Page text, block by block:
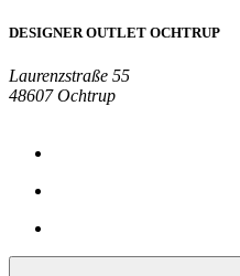
DESIGNER OUTLET OCHTRUP
Laurenzstraße 55
48607 Ochtrup